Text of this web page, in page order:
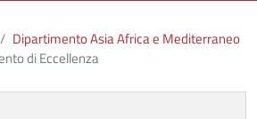
Dipartimento Asia Africa e Mediterraneo
di Eccellenza